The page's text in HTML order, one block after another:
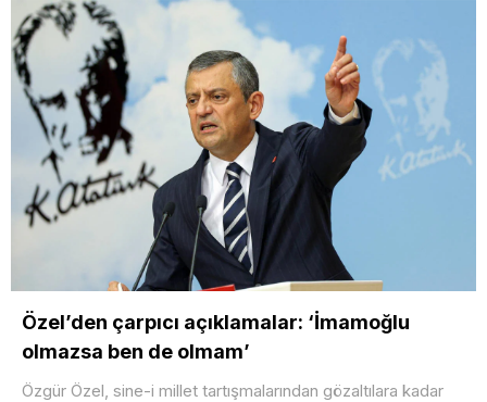
Özel’den çarpıcı açıklamalar: ‘İmamoğlu
olmazsa ben de olmam’
Özgür Özel, sine-i millet tartışmalarından gözaltılara kadar